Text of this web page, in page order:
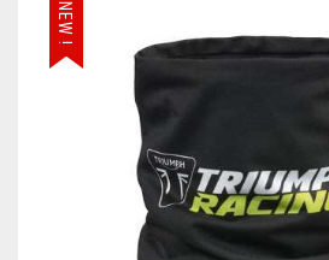
NEW !